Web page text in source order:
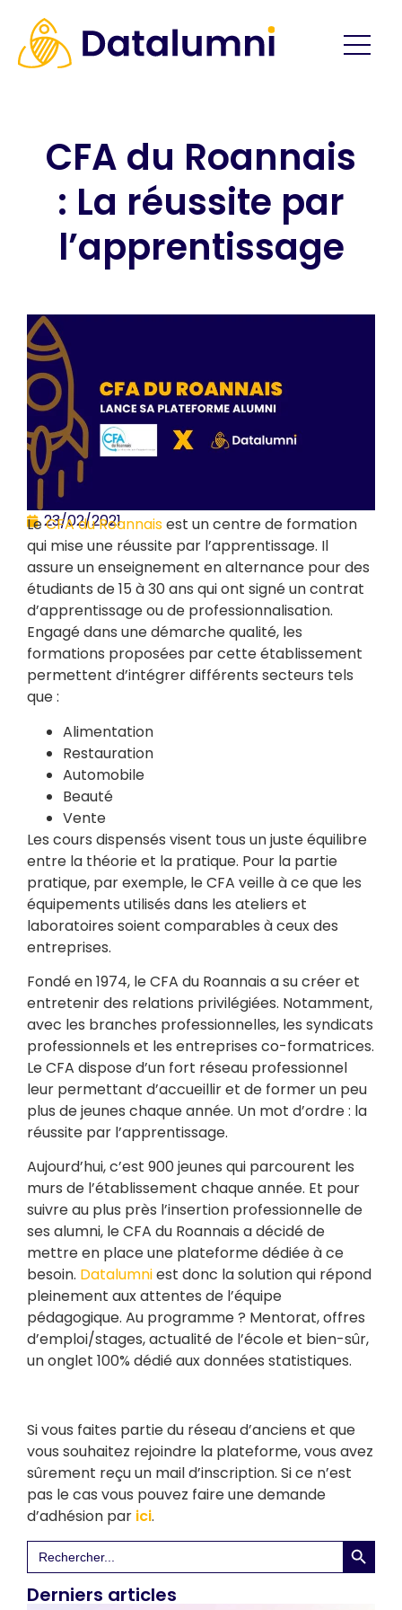
CFA du Roannais
: La réussite par
l’apprentissage
23/02/2021
LeCFA du Roannaisest un centre de formation
qui mise une réussite par l’apprentissage. Il
assure un enseignement en alternance pour des
étudiants de 15 à 30 ans qui ont signé un contrat
d’apprentissage ou de professionnalisation.
Engagé dans une démarche qualité, les
formations proposées par cette établissement
permettent d’intégrer différents secteurs tels
que :
Alimentation
Restauration
Automobile
Beauté
Vente
Les cours dispensés visent tous un juste équilibre
entre la théorie et la pratique. Pour la partie
pratique, par exemple, le CFA veille à ce que les
équipements utilisés dans les ateliers et
laboratoires soient comparables à ceux des
entreprises.
Fondé en 1974, le CFA du Roannais a su créer et
entretenir des relations privilégiées. Notamment,
avec les branches professionnelles, les syndicats
professionnels et les entreprises co-formatrices.
Le CFA dispose d’un fort réseau professionnel
leur permettant d’accueillir et de former un peu
plus de jeunes chaque année. Un mot d’ordre : la
réussite par l’apprentissage.
Aujourd’hui, c’est 900 jeunes qui parcourent les
murs de l’établissement chaque année. Et pour
suivre au plus près l’insertion professionnelle de
ses alumni, le CFA du Roannais a décidé de
mettre en place une plateforme dédiée à ce
besoin. Datalumniest donc la solution qui répond
pleinement aux attentes de l’équipe
pédagogique. Au programme ? Mentorat, offres
d’emploi/stages, actualité de l’école et bien-sûr,
un onglet 100% dédié aux données statistiques.
Si vous faites partie du réseau d’anciens et que
vous souhaitez rejoindre la plateforme, vous avez
sûrement reçu un mail d’inscription. Si ce n’est
pas le cas vous pouvez faire une demande
d’adhésion par ici.
Search
for:
Search
Derniers articles